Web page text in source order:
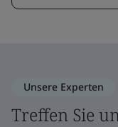
Unsere Experten
Treffen Sie